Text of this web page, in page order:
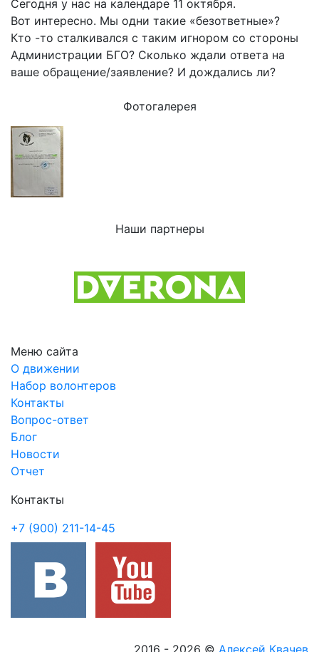
Сегодня у нас на календаре 11 октября.
Вот интересно. Мы одни такие «безответные»?
Кто -то сталкивался с таким игнором со стороны
Администрации БГО? Сколько ждали ответа на
ваше обращение/заявление? И дождались ли?
Фотогалерея
Наши партнеры
Меню сайта
О движении
Набор волонтеров
Контакты
Вопрос-ответ
Блог
Новости
Отчет
Контакты
+7 (900) 211-14-45
2016 - 2026 © Алексей Квачев